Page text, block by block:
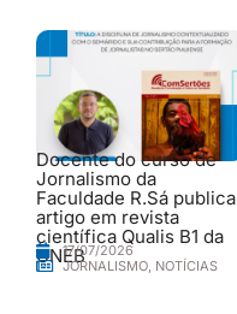
Docente do curso de
Jornalismo da
Faculdade R.Sá publica
artigo em revista
científica Qualis B1 da
UNEB17/07/2026
JORNALISMO NOTÍCIAS